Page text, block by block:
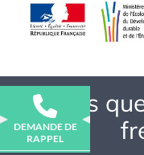
Vos
DEMANDE DE
RAPPEL